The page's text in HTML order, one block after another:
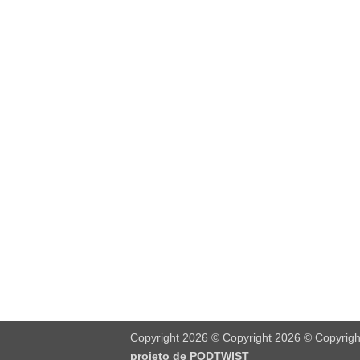
Copyright 2026 © Copyright 2026 ©
projeto de PODTWIST